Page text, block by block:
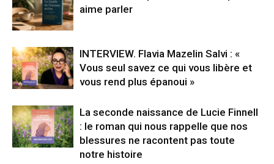
aime parler
INTERVIEW. Flavia Mazelin Salvi : «
Vous seul savez ce qui vous libère et
vous rend plus épanoui »
La seconde naissance de Lucie Finnell
: le roman qui nous rappelle que nos
blessures ne racontent pas toute
notre histoire